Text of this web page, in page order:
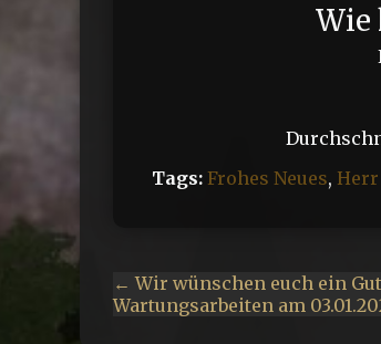
Wie
Tags: Frohes Neues,
← Wir wünschen euch ein
Wartungsarbeiten am